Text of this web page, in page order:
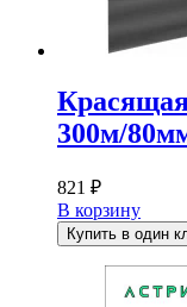
300м/
821 ₽
В корзину
Купить в один